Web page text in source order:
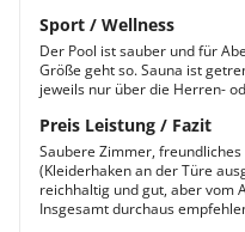
Sport / Wellness
Der Pool ist sauber und für
Größe geht so. Sauna ist
jeweils nur über die Herren-
Preis Leistung / Fazit
Saubere Zimmer,
(Kleiderhaken an der Türe
reichhaltig und gut, aber vom
Insgesamt durchaus